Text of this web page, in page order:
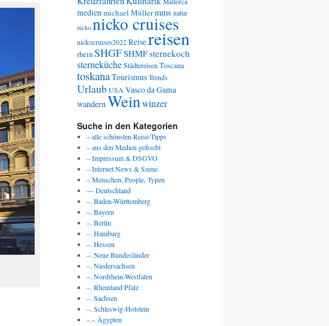
medienmichael Müllermms natur
nicko nicko cruises
nickocruises2022Reisereisen
rheinSHGFSHMFsternekoch
sternekücheStädtereisenToscana
toskanaTourismus Trends
Urlaub USA Vasco da Gama
wandernWeinwinzer
Suche in den Kategorien
– alle schönsten Reise-Tipps
– aus den Medien gefischt
– Impressum & DSGVO
– Internet News & Szene
– Menschen, People, Typen
— Deutschland
–. Baden-Württemberg
–. Bayern
–. Berlin
–. Hamburg
–. Hessen
–. Neue Bundesländer
–. Niedersachsen
–. Nordrhein-Westfalen
–. Rheinland Pfalz
–. Sachsen
–. Schleswig-Holstein
–.– Ägypten